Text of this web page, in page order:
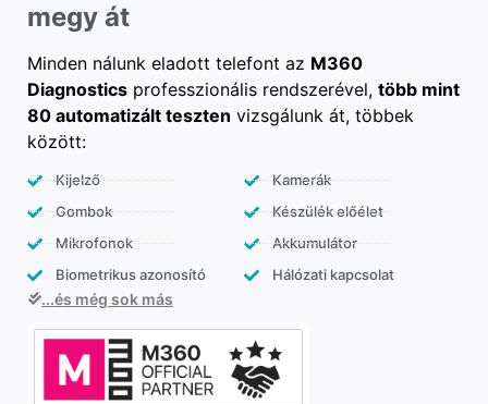
megy át
Minden nálunk eladott telefont az M360
Diagnostics professzionális rendszerével, több mint
80 automatizált teszten vizsgálunk át, többek
között:
Kijelző
Gombok
Mikrofonok
Biometrikus azonosító
Kamerák
Készülék előélet
Akkumulátor
Hálózati kapcsolat
...és még sok más